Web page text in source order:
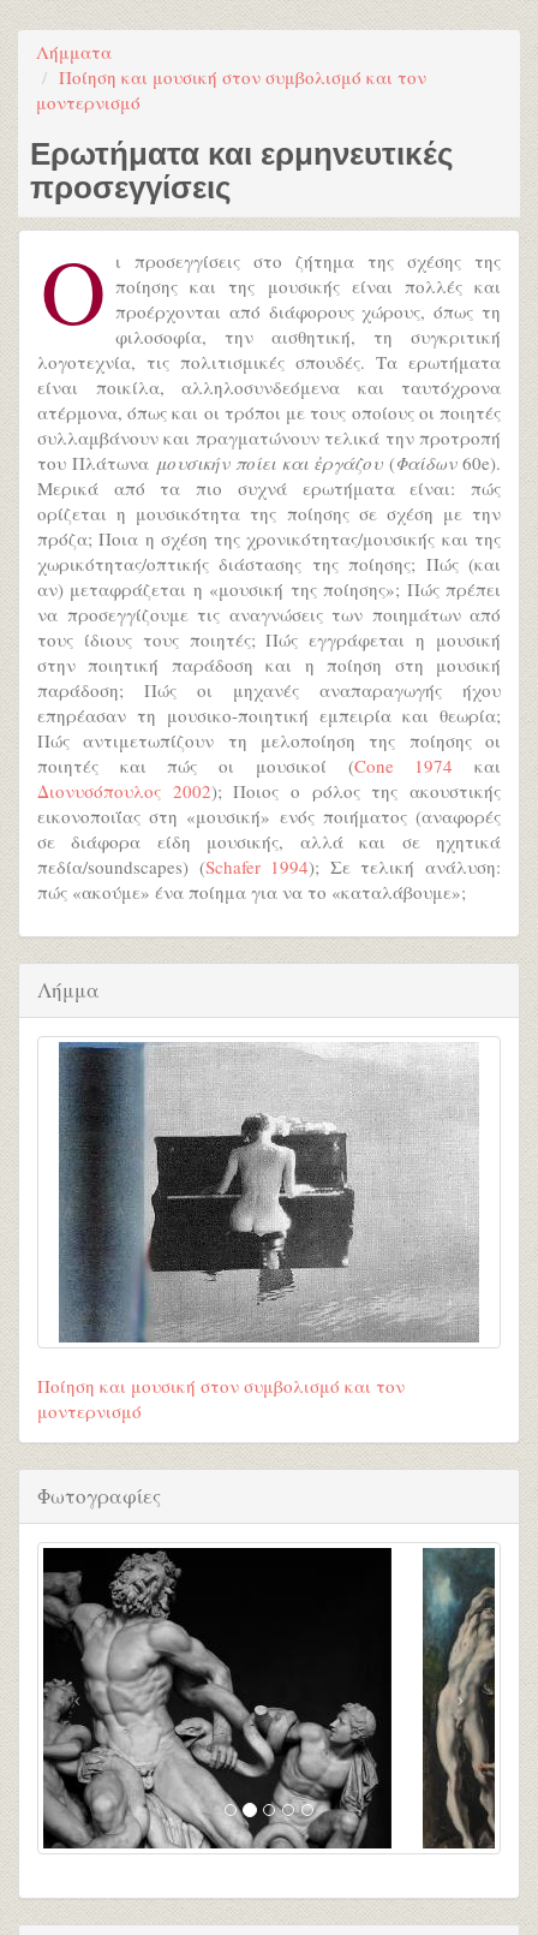
Λήμματα
Ποίηση και μουσική στον συμβολισμό και τον
μοντερνισμό
Ερωτήματα και ερμηνευτικές
προσεγγίσεις
Ο ι προσεγγίσεις στο ζήτημα της σχέσης της
ποίησης και της μουσικής είναι πολλές και
προέρχονται από διάφορους χώρους, όπως τη
φιλοσοφία, την αισθητική, τη συγκριτική
λογοτεχνία, τις πολιτισμικές σπουδές. Τα ερωτήματα
είναι ποικίλα, αλληλοσυνδεόμενα και ταυτόχρονα
ατέρμονα, όπως και οι τρόποι με τους οποίους οι ποιητές
συλλαμβάνουν και πραγματώνουν τελικά την προτροπή
του Πλάτωνα μουσικήν ποίει και ἐργάζου(Φαίδων60e).
Μερικά από τα πιο συχνά ερωτήματα είναι: πώς
ορίζεται η μουσικότητα της ποίησης σε σχέση με την
πρόζα; Ποια η σχέση της χρονικότητας/μουσικής και της
χωρικότητας/οπτικής διάστασης της ποίησης; Πώς (και
αν) μεταφράζεται η «μουσική της ποίησης»; Πώς πρέπει
να προσεγγίζουμε τις αναγνώσεις των ποιημάτων από
τους ίδιους τους ποιητές; Πώς εγγράφεται η μουσική
στην ποιητική παράδοση και η ποίηση στη μουσική
παράδοση; Πώς οι μηχανές αναπαραγωγής ήχου
επηρέασαν τη μουσικο-ποιητική εμπειρία και θεωρία;
Πώς αντιμετωπίζουν τη μελοποίηση της ποίησης οι
ποιητές και πώς οι μουσικοί (Cone 1974 και
Διονυσόπουλος 2002); Ποιος ο ρόλος της ακουστικής
εικονοποιΐας στη «μουσική» ενός ποιήματος (αναφορές
σε διάφορα είδη μουσικής, αλλά και σε ηχητικά
πεδία/soundscapes) (Schafer 1994); Σε τελική ανάλυση:
πώς «ακούμε» ένα ποίημα για να το «καταλάβουμε»;
Λήμμα
Ποίηση και μουσική στον συμβολισμό και τον
μοντερνισμό
Φωτογραφίες